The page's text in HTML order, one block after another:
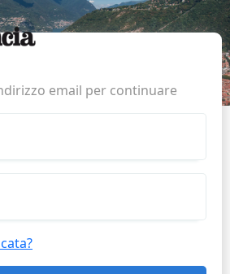
email per continuare